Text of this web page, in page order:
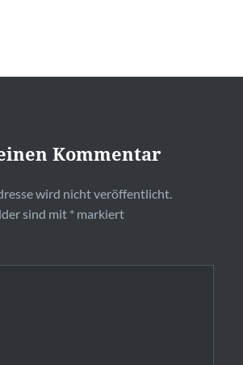
Kommentar
wird nicht veröffentlicht.
sind mit *markiert